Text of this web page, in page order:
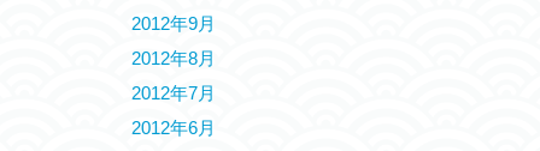
2012年9月
2012年8月
2012年7月
2012年6月